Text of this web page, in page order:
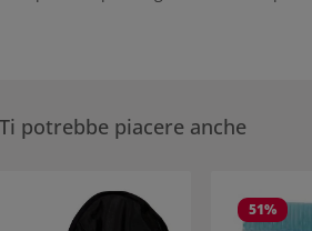
Ti potrebbe piacere anche
51%